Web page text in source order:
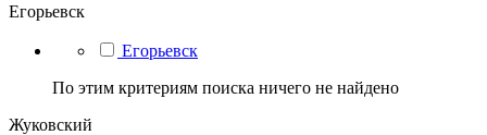
Егорьевск
Егорьевск
По этим критериям поиска ничего не найдено
Жуковский